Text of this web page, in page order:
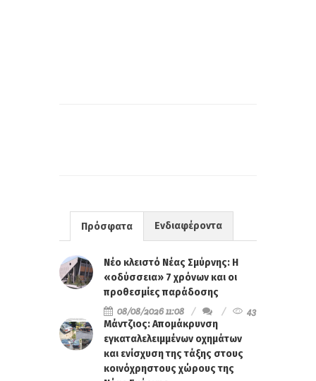
Πρόσφατα Ενδιαφέροντα
Νέο κλειστό Νέας Σμύρνης: Η
«οδύσσεια» 7 χρόνων και οι
προθεσμίες παράδοσης
08/08/2026 11:08
43
Μάντζιος: Απομάκρυνση
εγκαταλελειμμένων οχημάτων
και ενίσχυση της τάξης στους
κοινόχρηστους χώρους της